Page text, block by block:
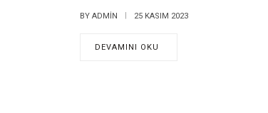
BY ADMIN 25 KASIM 2023
DEVAMINI OKU